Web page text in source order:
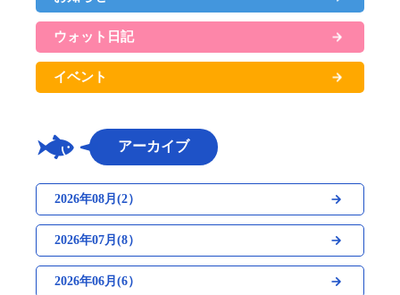
ウォット日記
イベント
アーカイブ
2026年08月(2）
2026年07月(8）
2026年06月(6）